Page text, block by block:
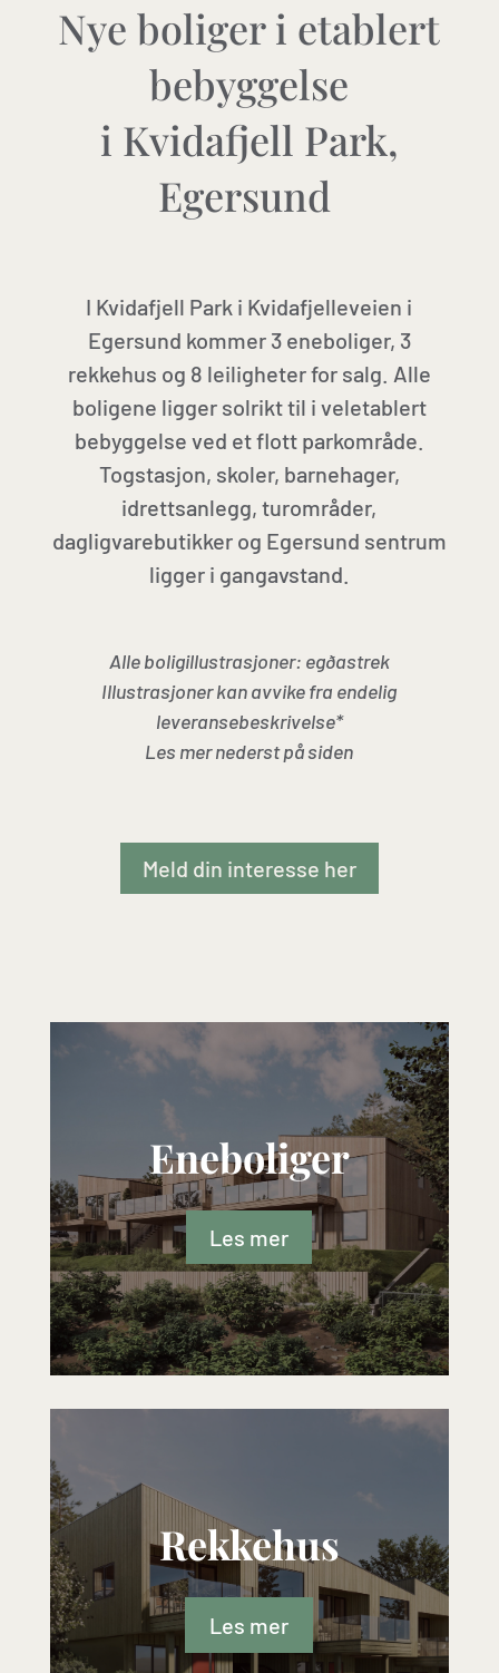
Nye boliger i etablert
bebyggelse
i Kvidafjell Park,
Egersund
I Kvidafjell Park i Kvidafjelleveien i
Egersund kommer 3 eneboliger, 3
rekkehus og 8 leiligheter for salg. Alle
boligene ligger solrikt til i veletablert
bebyggelse ved et flott parkområde.
Togstasjon, skoler, barnehager,
idrettsanlegg, turområder,
dagligvarebutikker og Egersund sentrum
ligger i gangavstand.
Alle boligillustrasjoner: egðastrek
Illustrasjoner kan avvike fra endelig
leveransebeskrivelse*
Les mer nederst på siden
Meld din interesse her
Eneboliger
Les mer
Rekkehus
Les mer